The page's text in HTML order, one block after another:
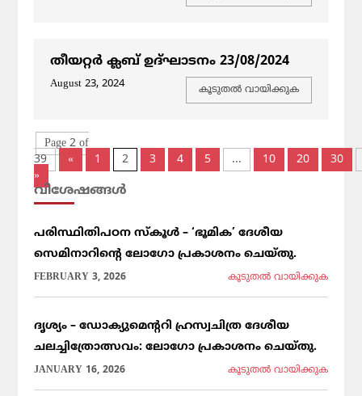
തീയറ്റർ ക്ലബ് ഉദ്‌ഘാടനം 23/08/2024
August 23, 2024 കൂടുതല്‍ വായിക്കുക
Page 2 of
39
« 1 2 3 4 5 ... 10 20
30
»
വിശേഷങ്ങള്‍
പരിസ്ഥിതിപഠന സ്കൂൾ – ‘ഭൂമിക’ ദേശീയ
സെമിനാറിൻ്റെ ലോഗോ പ്രകാശനം ചെയ്തു.
FEBRUARY 3, 2026 കൂടുതല്‍ വായിക്കുക
ദൃശ്യം – ഡോക്യുമെന്ററി ഹ്രസ്വചിത്ര ദേശീയ
ചലച്ചിത്രോത്സവം: ലോഗോ പ്രകാശനം ചെയ്തു.
JANUARY 16, 2026 കൂടുതല്‍ വായിക്കുക